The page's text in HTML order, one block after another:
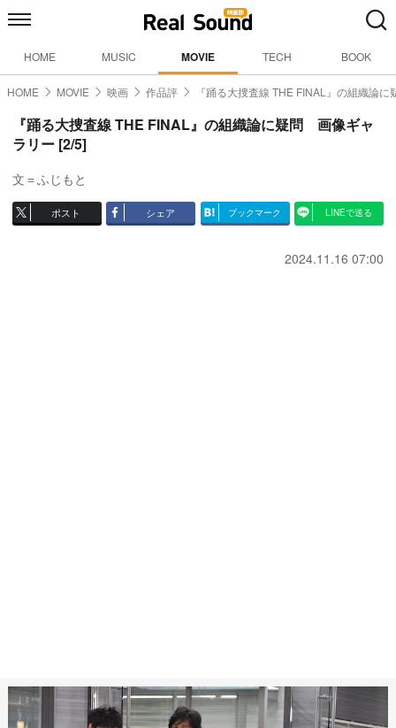
HOME MUSIC MOVIE TECH BOOK
HOME MOVIE 映画 作品評 『踊る大捜査線 THE FINAL』の組織論に
『踊る大捜査線 THE FINAL』の組織論に疑問 画像ギャ
ラリー [2/5]
文＝ふじもと
ポスト シェア ブックマーク LINEで送る
2024.11.16 07:00